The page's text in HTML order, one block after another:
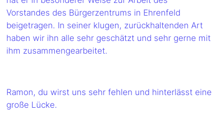
Vorstandes des Bürgerzentrums in Ehrenfeld
beigetragen. In seiner klugen, zurückhaltenden Art
haben wir ihn alle sehr geschätzt und sehr gerne mit
ihm zusammengearbeitet.
Ramon, du wirst uns sehr fehlen und hinterlässt eine
große Lücke.